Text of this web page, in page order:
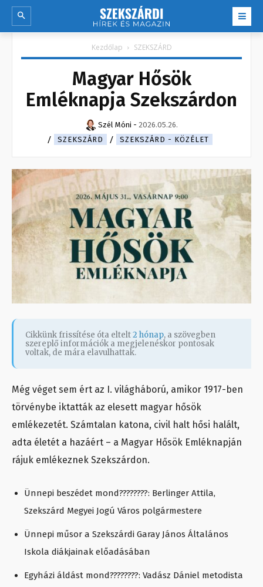
Kezdőlap SZEKSZÁRD
Magyar Hősök
Emléknapja Szekszárdon
Szél Móni - 2026.05.26.
SZEKSZÁRD
SZEKSZÁRD - KÖZÉLET
Cikkünk frissítése óta eltelt2 hónap, a szövegben
szereplő információk a megjelenéskor pontosak
voltak, de mára elavulhattak.
Még véget sem ért az I. világháború, amikor 1917-ben
törvénybe iktatták az elesett magyar hősök
emlékezetét. Számtalan katona, civil halt hősi halált,
adta életét a hazáért – a Magyar Hősök Emléknapján
rájuk emlékeznek Szekszárdon.
Ünnepi beszédet mond????????: Berlinger Attila,
Szekszárd Megyei Jogú Város polgármestere
Ünnepi műsor a Szekszárdi Garay János Általános
Iskola diákjainak előadásában
Egyházi áldást mond????????: Vadász Dániel metodista